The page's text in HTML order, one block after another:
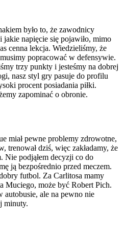
było to, że zawodnicy
jakie napięcie się pojawiło, mimo
cenna lekcja. Wiedzieliśmy, że
popracować w defensywie.
trzy punkty i jesteśmy na dobrej
nasz styl gry pasuje do profilu
procent posiadania piłki.
zapominać o obronie.
miał pewne problemy zdrowotne,
trenował dziś, więc zakładamy, że
Nie podjąłem decyzji co do
ją bezpośrednio przed meczem.
futbol. Za Carlitosa mamy
Muciego, może być Robert Pich.
autobusie, ale na pewno nie
minuty.